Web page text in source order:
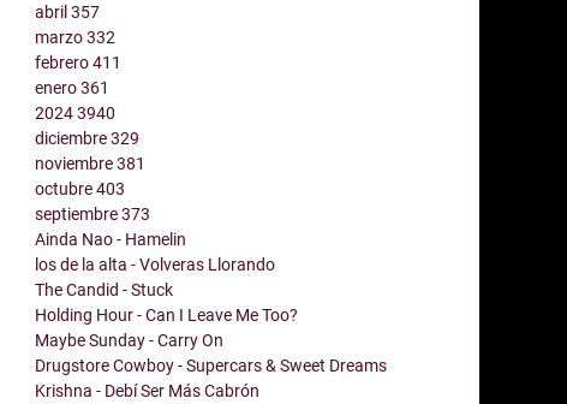
abril357
marzo332
febrero411
enero361
20243940
diciembre329
noviembre381
octubre403
septiembre373
Ainda Nao - Hamelin
los de la alta - Volveras Llorando
The Candid - Stuck
Holding Hour - Can I Leave Me Too?
Maybe Sunday - Carry On
Drugstore Cowboy - Supercars & Sweet Dreams
Krishna - Debí Ser Más Cabrón